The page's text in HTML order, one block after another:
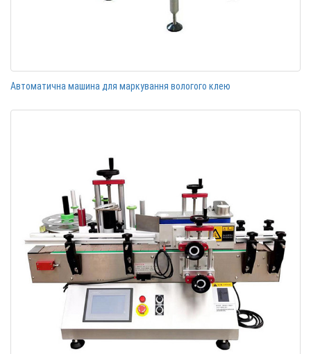
Автоматична машина для маркування вологого клею